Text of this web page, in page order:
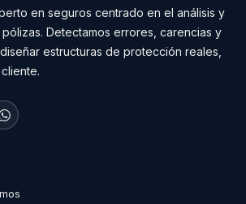
en seguros centrado en el análisis y
Detectamos errores, carencias y
estructuras de protección reales,